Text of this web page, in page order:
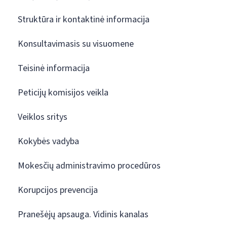
Struktūra ir kontaktinė informacija
Konsultavimasis su visuomene
Teisinė informacija
Peticijų komisijos veikla
Veiklos sritys
Kokybės vadyba
Mokesčių administravimo procedūros
Korupcijos prevencija
Pranešėjų apsauga. Vidinis kanalas